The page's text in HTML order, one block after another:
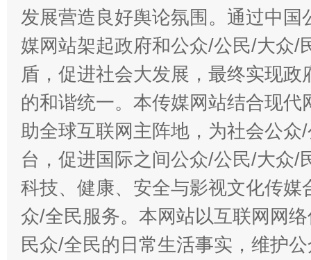
发展营造良好舆论氛围。通过中
媒网站架起政府和公众/公民/大众/
盾，促进社会大发展，最终实现
的和谐统一。本传媒网站结合现
助全球互联网主阵地，为社会公
台，促进国际之间公众/公民/大众/
科技、健康、安全与影视文化传
众/全民服务。本网站以互联网网
民众/全民的日常生活事实，维护